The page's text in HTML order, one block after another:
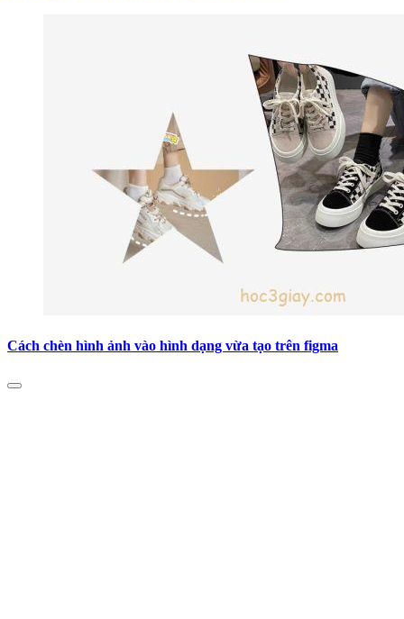
Cách chèn hình ảnh vào hình dạng vừa tạo trên figma